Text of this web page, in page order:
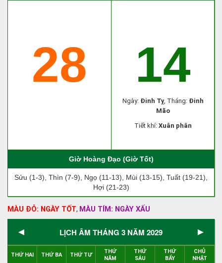
28 14
Ngày: Đinh Tỵ, Tháng: Đinh
Mão
Tiết khí: Xuân phân
Giờ Hoàng Đạo (Giờ Tốt)
Sửu (1-3), Thìn (7-9), Ngọ (11-13), Mùi (13-15), Tuất (19-21),
Hợi (21-23)
MÀU ĐỎ: NGÀY TỐT, MÀU TÍM: NGÀY XẤU
◄ LỊCH ÂM THÁNG 3 NĂM 2029 ►
THỨ HAI THỨ BA THỨ TƯ
THỨ
NĂM
THỨ
SÁU
THỨ
BẨY
CHỦ
NHẬT